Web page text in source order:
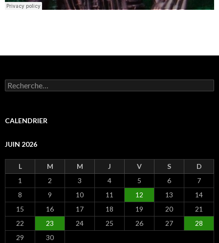
R
e
e
h
CALENDRIER
JUIN 2026
L M M J V S
D
1
2 3 4 5 6
7
8
9 10 11 12 13
14
15
16 17 18 19 20
21
22
23 24 25 26 27
28
29
30